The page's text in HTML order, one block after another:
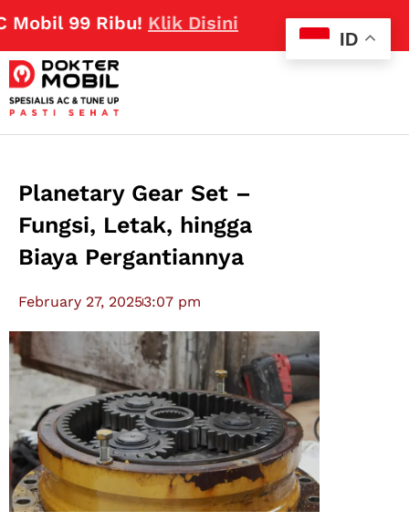
99 Ribu!Klik Disini
Planetary Gear Set –
Fungsi, Letak, hingga
Biaya Pergantiannya
February 27, 20253:07 pm
ID